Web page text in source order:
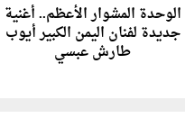
الوحدة المشوار الأعظم.. أغنية
جديدة لفنان اليمن الكبير أيوب
طارش عبسي